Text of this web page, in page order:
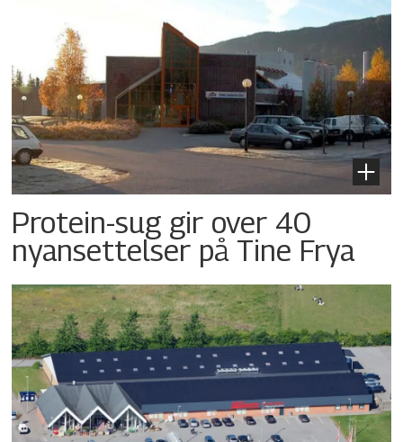
Protein-sug gir over 40
nyansettelser på Tine Frya